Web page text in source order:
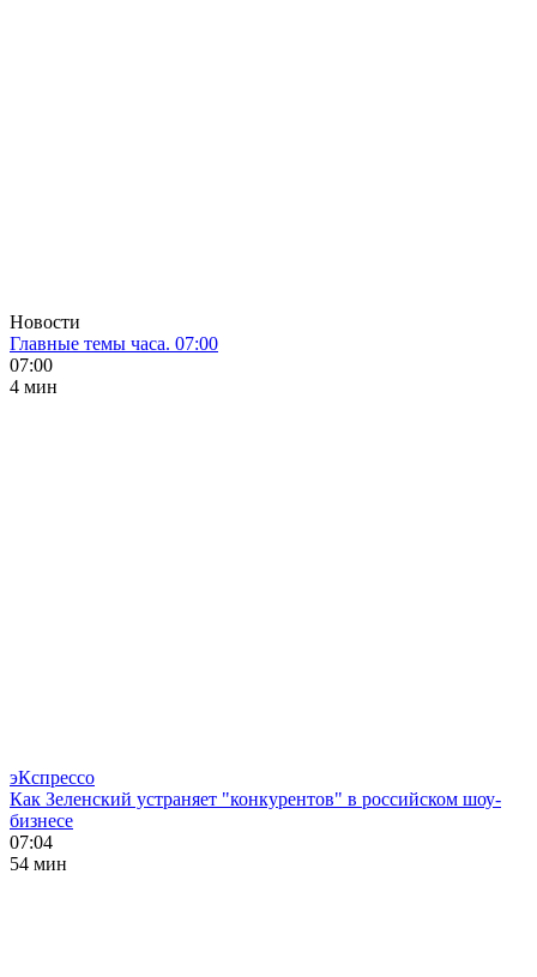
Новости
Главные темы часа. 07:00
07:00
4 мин
эКспрессо
Как Зеленский устраняет "конкурентов" в российском шоу-
бизнесе
07:04
54 мин